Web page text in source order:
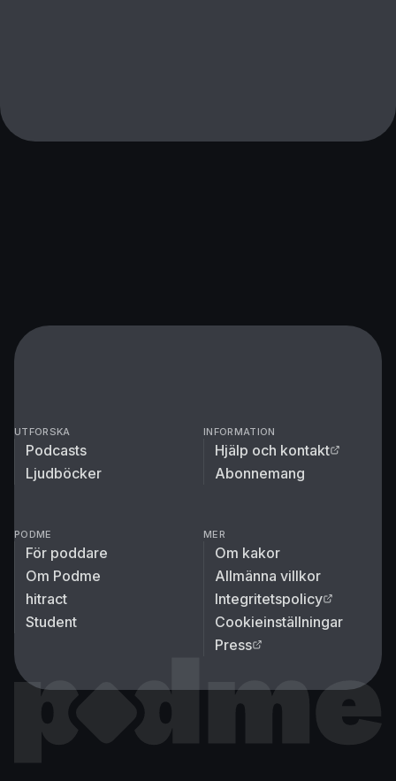
UTFORSKA
Podcasts
Ljudböcker
INFORMATION
Hjälp och kontakt
Abonnemang
PODME
För poddare
Om Podme
hitract
Student
MER
Om kakor
Allmänna villkor
Integritetspolicy
Cookieinställningar
Press